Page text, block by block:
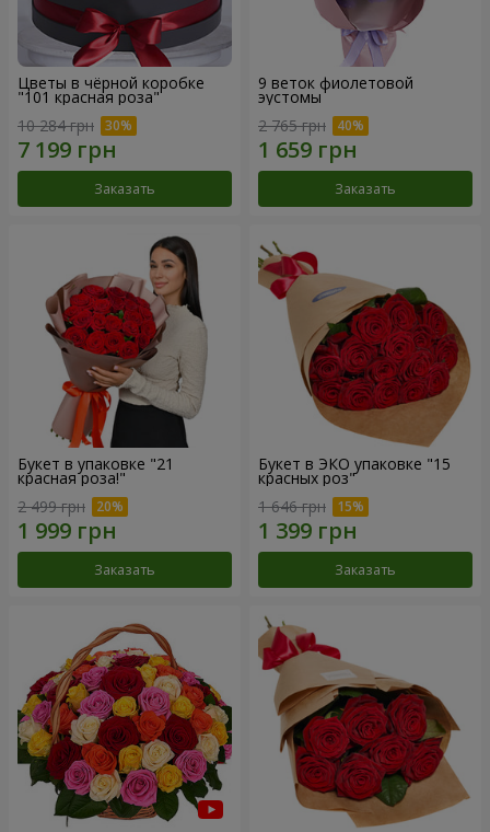
Цветы в чёрной коробке
"101 красная роза"
10 284 грн
Заказать
9 веток фиолетовой
эустомы
2 765 грн
Заказать
Букет в упаковке "21
красная роза!"
2 499 грн
Заказать
Букет в ЭКО упаковке "15
красных роз"
1 646 грн
Заказать